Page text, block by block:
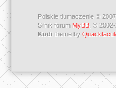
Polskie tłumaczenie ©
Silnik forum MyBB , ©
Kodi theme by